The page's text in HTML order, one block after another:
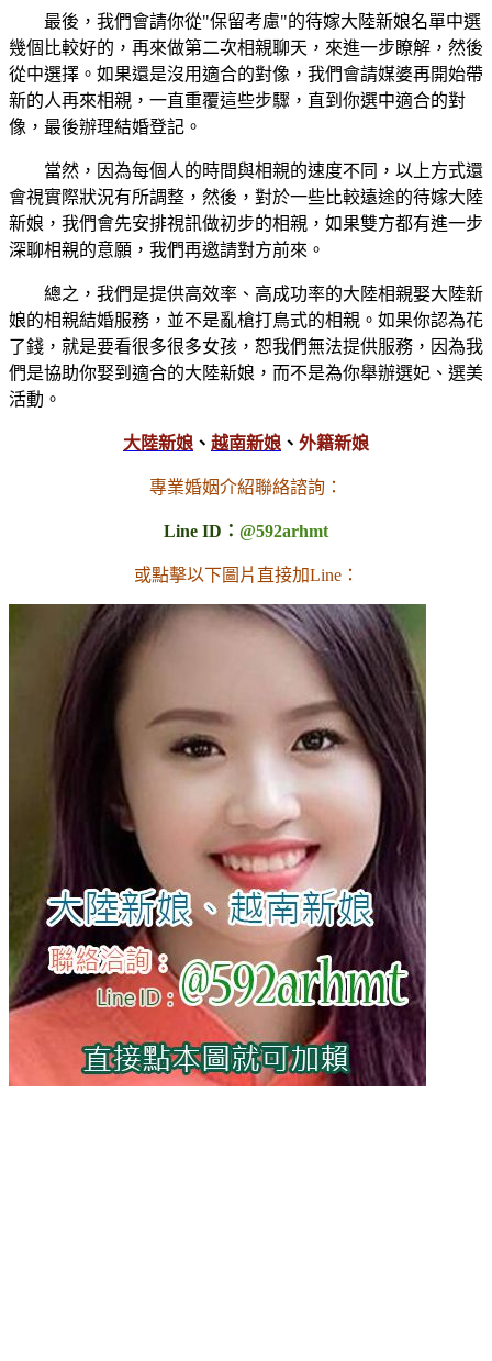
最後，我們會請你從"保留考慮"的待嫁大陸新娘名單中選
幾個比較好的，再來做第二次相親聊天，來進一步瞭解，然後
從中選擇。如果還是沒用適合的對像，我們會請媒婆再開始帶
新的人再來相親，一直重覆這些步驟，直到你選中適合的對
像，最後辦理結婚登記。
當然，因為每個人的時間與相親的速度不同，以上方式還
會視實際狀況有所調整，然後，對於一些比較遠途的待嫁大陸
新娘，我們會先安排視訊做初步的相親，如果雙方都有進一步
深聊相親的意願，我們再邀請對方前來。
總之，我們是提供高效率、高成功率的大陸相親娶大陸新
娘的相親結婚服務，並不是亂槍打鳥式的相親。如果你認為花
了錢，就是要看很多很多女孩，恕我們無法提供服務，因為我
們是協助你娶到適合的大陸新娘，而不是為你舉辦選妃、選美
活動。
大陸新娘 、 越南新娘 、 外籍新娘
專業婚姻介紹聯絡諮詢：
Line ID： @592arhmt
或點擊以下圖片直接加Line：